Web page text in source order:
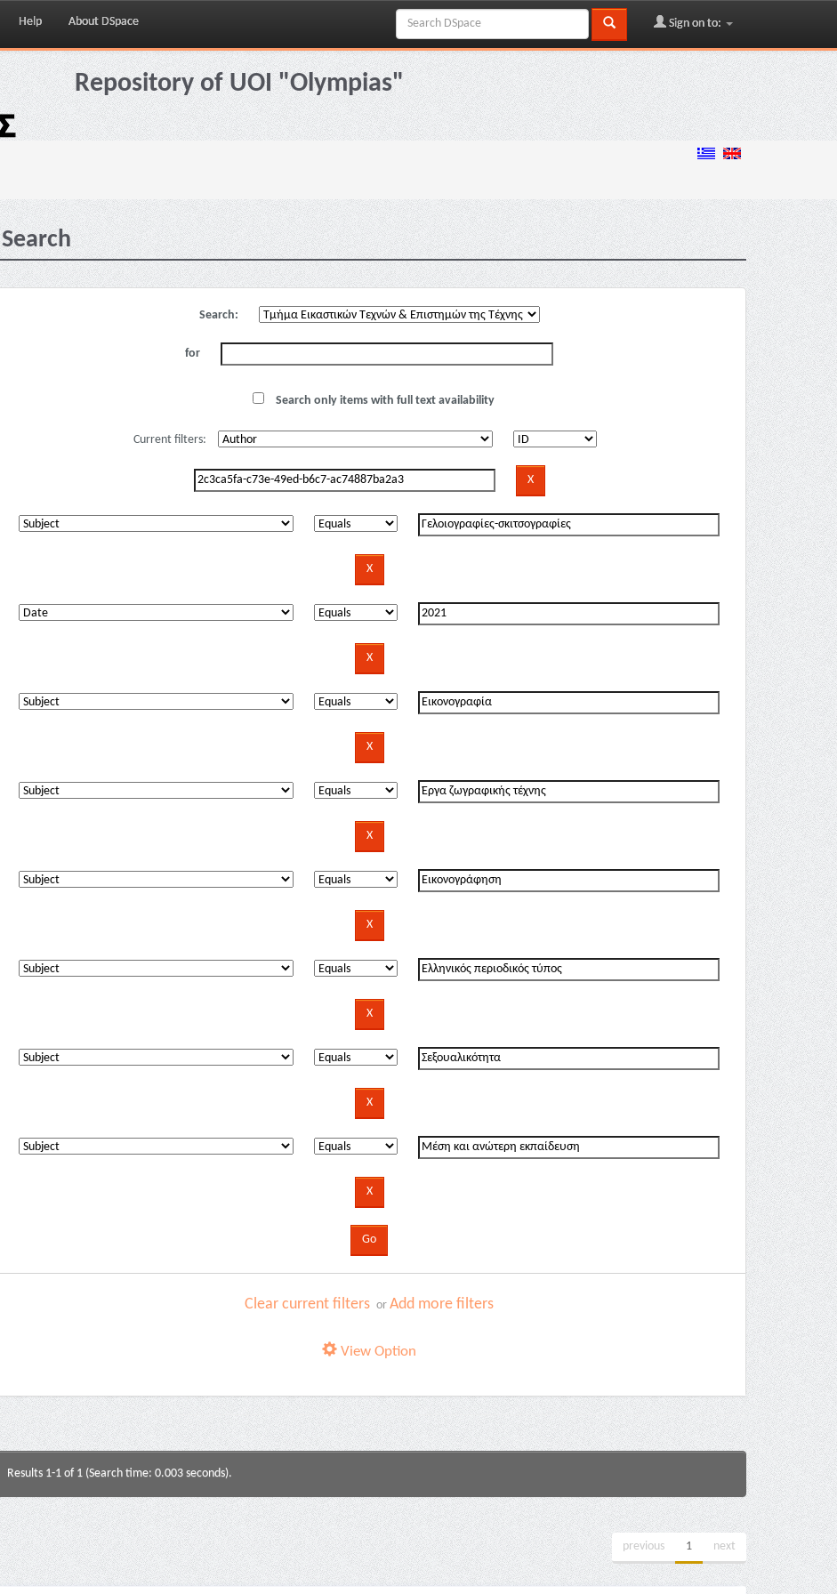
Help About DSpace Sign on to:
Repository of UOI "Olympias"
Search
Search:
for
Search only items with full text availability
Current filters:
Clear current filters orAdd more filters
View Option
Results 1-1 of 1 (Search time: 0.003 seconds).
previous 1 next